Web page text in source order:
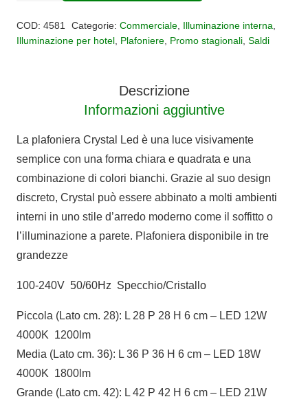
€190,00.€95,00.
Led
COD: 4581 Categorie: Commerciale, Illuminazione interna
Illuminazione per hotel Plafoniere Promo stagionali Saldi
Descrizione
Informazioni aggiuntive
La plafoniera Crystal Led è una luce visivamente
semplice con una forma chiara e quadrata e una
combinazione di colori bianchi. Grazie al suo design
discreto, Crystal può essere abbinato a molti ambienti
interni in uno stile d’arredo moderno come il soffitto o
l’illuminazione a parete. Plafoniera disponibile in tre
grandezze
100-240V 50/60Hz Specchio/Cristallo
Piccola (Lato cm. 28): L 28 P 28 H 6 cm – LED 12W
4000K 1200lm
Media (Lato cm. 36): L 36 P 36 H 6 cm – LED 18W
4000K 1800lm
Grande (Lato cm. 42): L 42 P 42 H 6 cm – LED 21W